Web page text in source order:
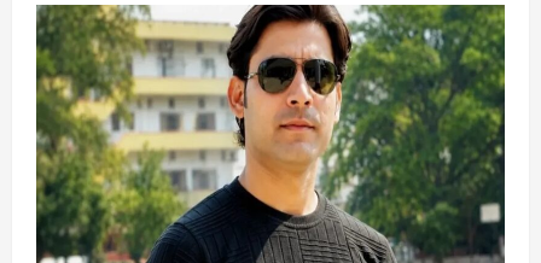
BJP
की
नई
टीम:
2027
की
लड़ाई
का
संगठनात्मक
ब्लूप्रिंट,
सामाजिक
समीकरण
और
चुनावी
रणनीति